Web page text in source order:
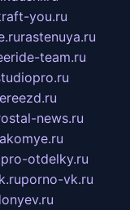
you.ru
rastenuya.ru
team.ru
news.ru
pro-otdelky.ru
porno-vk.ru